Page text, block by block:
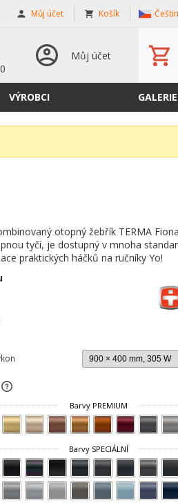
Můj účet Košík
Můj účet
VÝROBCI GALERIE
otopný žebřík TERMA
tyčí, je dostupný v mnoha
praktických háčků na ručníky Yo!
Barvy PREMIUM
Barvy SPECIÁLNÍ